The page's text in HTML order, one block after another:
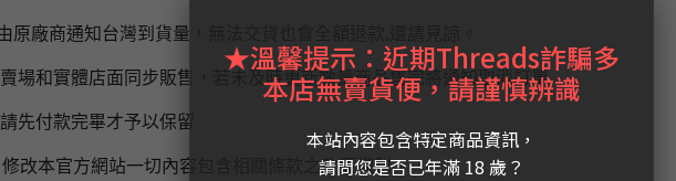
原廠商通知台灣到貨量，無法交貨也會全額退款,還請見諒。
場和實體店面同步販售，若未及時更新數量商品售完將通知取消訂單
先付款完畢才予以保留
改本官方網站一切內容包含相關條款之政策權利。
★溫馨提示：近期Threads詐騙多
本店無賣貨便，請謹慎辨識
本站內容包含特定商品資訊，
請問您是否已年滿 18 歲？